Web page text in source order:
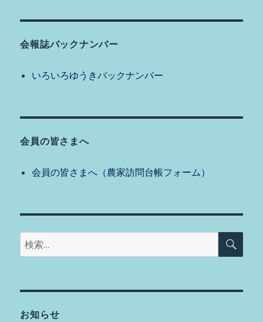
ン
会報誌バックナンバー
いろいろゆうきバックナンバー
会員の皆さまへ
会員の皆さまへ（農家訪問台帳フォーム）
検
索:
検
お知らせ